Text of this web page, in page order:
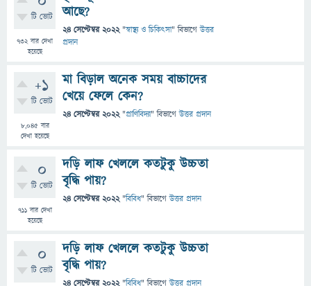
টি ভোট
732বার দেখা
হয়েছে
আছে?
24 সেপ্টেম্বর 2022 "স্বাস্থ্য ও চিকিৎসা" বিভাগে উত্তর
প্রদান
+1
টি ভোট
8,045বার
দেখা হয়েছে
মা বিড়াল অনেক সময় বাচ্চাদের
খেয়ে ফেলে কেন?
24 সেপ্টেম্বর 2022 "প্রাণিবিদ্যা" বিভাগে উত্তর প্রদান
0
টি ভোট
711বার দেখা
হয়েছে
দড়ি লাফ খেললে কতটুকু উচ্চতা
বৃদ্ধি পায়?
24 সেপ্টেম্বর 2022 "বিবিধ" বিভাগে উত্তর প্রদান
0
টি ভোট
দড়ি লাফ খেললে কতটুকু উচ্চতা
বৃদ্ধি পায়?
24 সেপ্টেম্বর 2022 "বিবিধ" বিভাগে উত্তর প্রদান